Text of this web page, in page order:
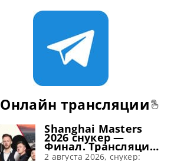
Онлайн трансляции
Shanghai Masters
2026 снукер —
Финал. Трансляции
расписание
2 августа 2026, снукер: